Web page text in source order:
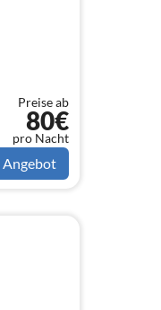
Preise ab
80€
pro Nacht
Angebot